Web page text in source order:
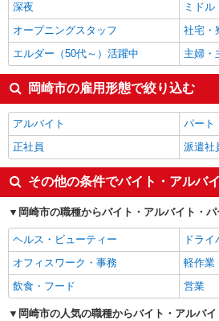
岡崎市の他の職種の平均時給を見る
深夜
ミドル
オープニングスタッフ
社宅・
エルダー（50代～）活躍中
主婦・
岡崎市の雇用形態で絞り込む
アルバイト
パート
正社員
派遣社
その他の条件でバイト・アルバ
岡崎市の職種からバイト・アルバイト・
ヘルス・ビューティー
ドラ
オフィスワーク・事務
軽作業
飲食・フード
営業
岡崎市の人気の職種からバイト・アルバ